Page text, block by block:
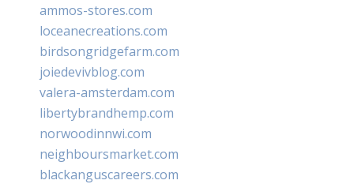
ammos-stores.com
loceanecreations.com
birdsongridgefarm.com
joiedevivblog.com
valera-amsterdam.com
libertybrandhemp.com
norwoodinnwi.com
neighboursmarket.com
blackanguscareers.com